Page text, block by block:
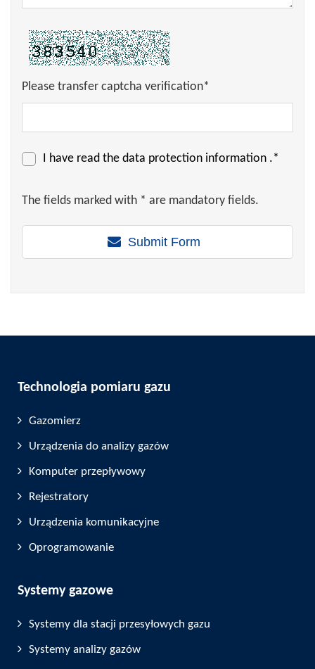
Please transfer captcha verification*
I have read the data protection information .*
The fields marked with * are mandatory fields.
Submit Form
Technologia pomiaru gazu
Gazomierz
Urządzenia do analizy gazów
Komputer przepływowy
Rejestratory
Urządzenia komunikacyjne
Oprogramowanie
Systemy gazowe
Systemy dla stacji przesyłowych gazu
Systemy analizy gazów